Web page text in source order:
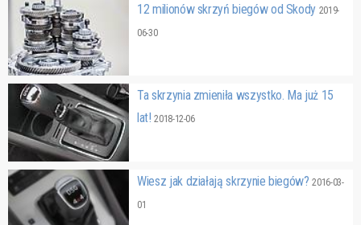
12 milionów skrzyń biegów od Skody 2019-
06-30
Ta skrzynia zmieniła wszystko. Ma już 15
lat!2018-12-06
Wiesz jak działają skrzynie biegów?2016-03-
01